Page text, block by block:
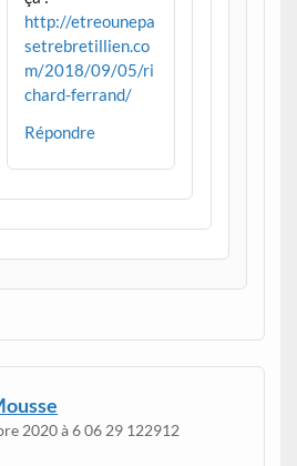
http://etreounepa
setrebretillien.co
m/2018/09/05/ri
chard-ferrand/
Répondre
2020 à 6 06 29 122912